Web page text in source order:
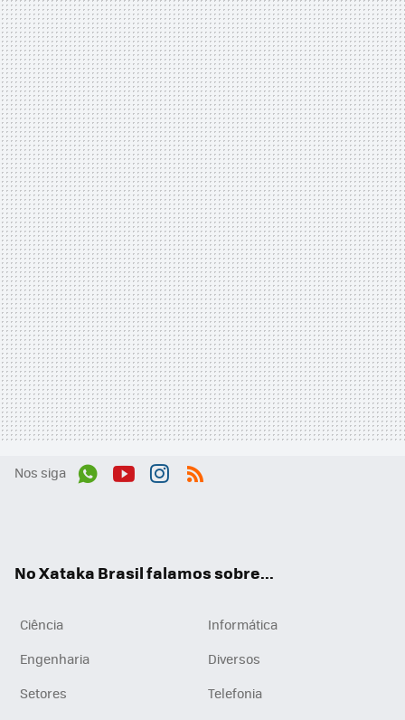
Nos siga
No Xataka Brasil falamos sobre...
Ciência
Informática
Engenharia
Diversos
Setores
Telefonia